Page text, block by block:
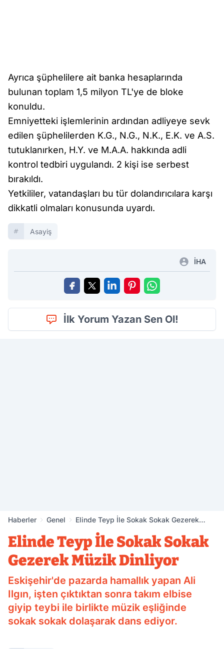
Ayrıca şüphelilere ait banka hesaplarında
bulunan toplam 1,5 milyon TL'ye de bloke
konuldu.
Emniyetteki işlemlerinin ardından adliyeye sevk
edilen şüphelilerden K.G., N.G., N.K., E.K. ve A.S.
tutuklanırken, H.Y. ve M.A.A. hakkında adli
kontrol tedbiri uygulandı. 2 kişi ise serbest
bırakıldı.
Yetkililer, vatandaşları bu tür dolandırıcılara karşı
dikkatli olmaları konusunda uyardı.
Asayiş
İHA
İlk Yorum Yazan Sen Ol!
Haberler Genel
Elinde Teyp İle Sokak Sokak Gezerek
Elinde Teyp İle Sokak Sokak
Gezerek Müzik Dinliyor
Eskişehir'de pazarda hamallık yapan Ali
Ilgın, işten çıktıktan sonra takım elbise
giyip teybi ile birlikte müzik eşliğinde
sokak sokak dolaşarak dans ediyor.